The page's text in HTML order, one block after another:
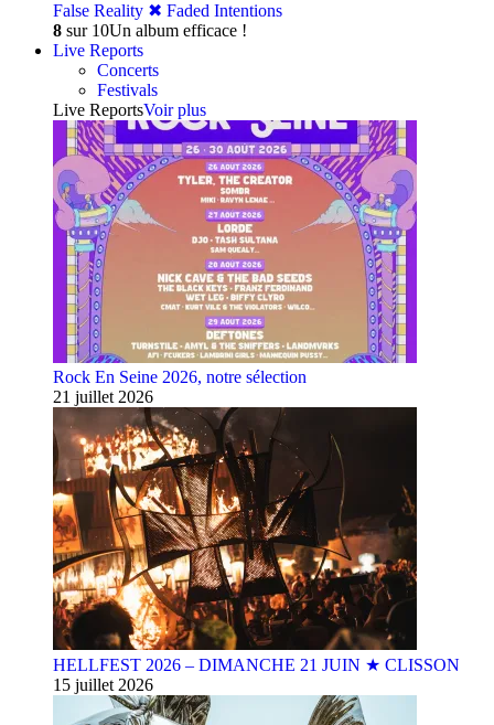
False Reality ✖︎ Faded Intentions
8 sur 10Un album efficace !
Live Reports
Concerts
Festivals
Live ReportsVoir plus
Rock En Seine 2026, notre sélection
21 juillet 2026
HELLFEST 2026 – DIMANCHE 21 JUIN ★ CLISSON
15 juillet 2026